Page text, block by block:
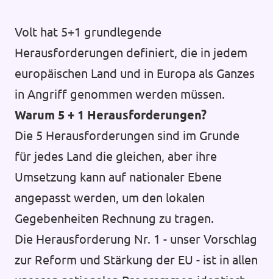
Volt hat 5+1 grundlegende
Herausforderungen definiert, die in jedem
europäischen Land und in Europa als Ganzes
in Angriff genommen werden müssen.
Warum 5 + 1 Herausforderungen?
Die 5 Herausforderungen sind im Grunde
für jedes Land die gleichen, aber ihre
Umsetzung kann auf nationaler Ebene
angepasst werden, um den lokalen
Gegebenheiten Rechnung zu tragen.
Die Herausforderung Nr. 1 - unser Vorschlag
zur Reform und Stärkung der EU - ist in allen